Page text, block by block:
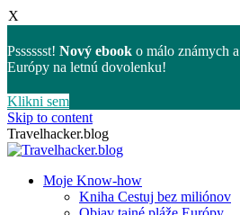
X
Psssssst! Nový ebook o málo známych
Európy na letnú dovolenku!
Klikni sem
Skip to content
Travelhacker.blog
Moje Know-how
Kniha Cestuj bez miliónov